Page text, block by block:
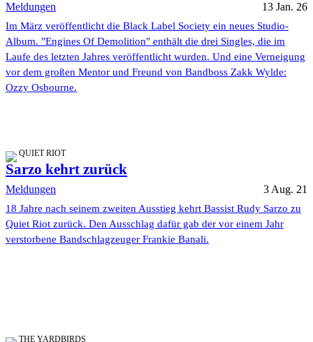
Meldungen 13 Jan. 26
Im März veröffentlicht die Black Label Society ein neues Studio-
Album. "Engines Of Demolition" enthält die drei Singles, die im
Laufe des letzten Jahres veröffentlicht wurden. Und eine Verneigung
vor dem großen Mentor und Freund von Bandboss Zakk Wylde:
Ozzy Osbourne.
QUIET RIOT
Sarzo kehrt zurück
Meldungen 3 Aug. 21
18 Jahre nach seinem zweiten Ausstieg kehrt Bassist Rudy Sarzo zu
Quiet Riot zurück. Den Ausschlag dafür gab der vor einem Jahr
verstorbene Bandschlagzeuger Frankie Banali.
THE YARDBIRDS